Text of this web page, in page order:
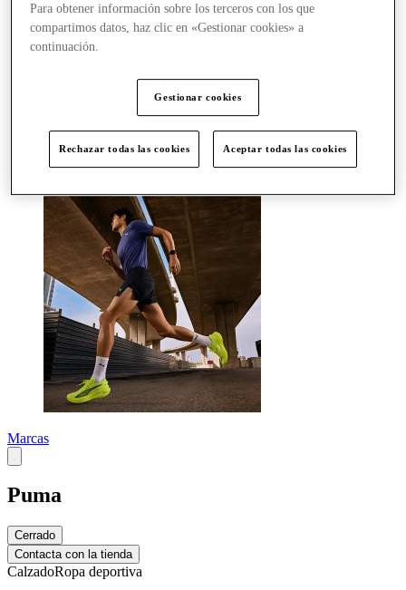
Tiendas
Ofertas
Planifica tu visita
Guía de destinos
Más
Marcas
Puma
Cerrado
Contacta con la tienda
CalzadoRopa deportiva
Para obtener información sobre los terceros con los que
compartimos datos, haz clic en «Gestionar cookies» a
continuación.
Gestionar cookies
Rechazar todas las cookies Aceptar todas las cookies